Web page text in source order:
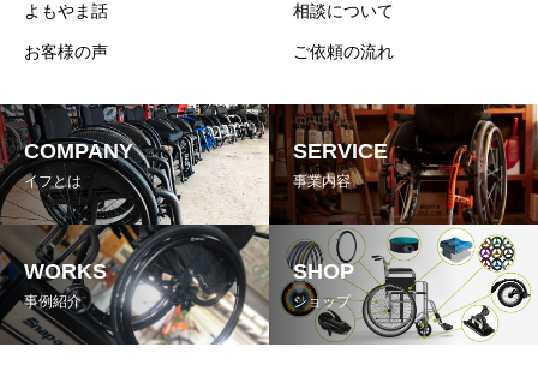
よもやま話
お客様の声
相談について
ご依頼の流れ
COMPANY
イフとは
SERVICE
事業内容
WORKS
事例紹介
SHOP
ショップ